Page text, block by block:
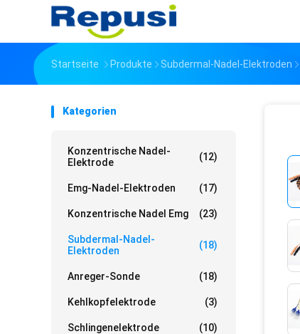
Startseite Produkte Subdermal-Nadel-Elektroden
Kategorien
Konzentrische Nadel-
Elektrode
(12)
Emg-Nadel-Elektroden (17)
Konzentrische Nadel Emg (23)
Subdermal-Nadel-
Elektroden
(18)
Anreger-Sonde (18)
Kehlkopfelektrode (3)
Schlingenelektrode (10)